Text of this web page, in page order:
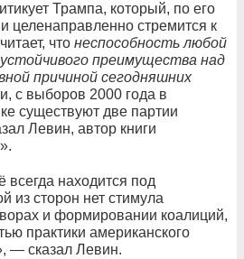
Трампа, который, по его
целенаправленно стремится к
что неспособность любой
преимущества над
причиной сегодняшних
с выборов 2000 года в
существуют две партии
Левин, автор книги
всегда находится под
из сторон нет стимула
и формировании коалиций,
практики американского
— сказал Левин.